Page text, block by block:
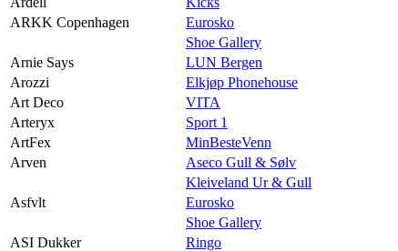
ARKK Copenhagen
Eurosko
Shoe Gallery
Arnie Says
LUN Bergen
Arozzi
Elkjøp Phonehouse
Art Deco
VITA
Arteryx
Sport 1
ArtFex
MinBesteVenn
Arven
Aseco Gull & Sølv
Kleiveland Ur & Gull
Asfvlt
Eurosko
Shoe Gallery
ASI Dukker
Ringo